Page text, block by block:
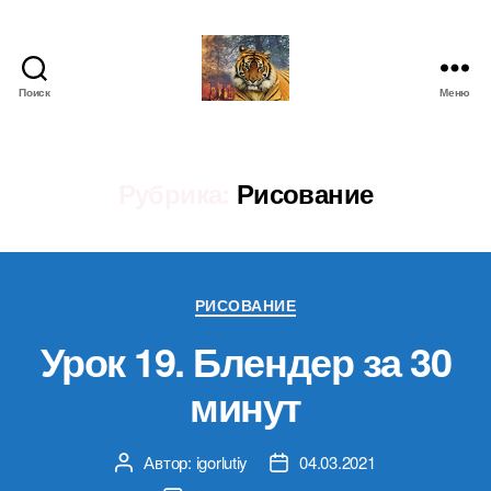
Поиск Меню
Рисование
Рубрики
РИСОВАНИЕ
Урок 19. Блендер за 30
минут
АвторАвтор: igorlutiy
Дата04.03.2021